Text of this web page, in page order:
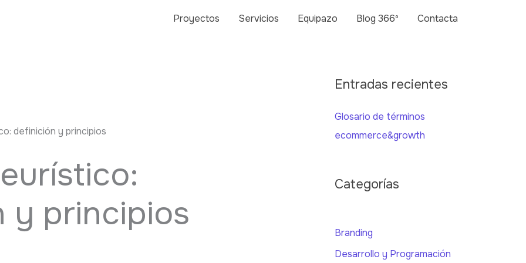
Proyectos Servicios Equipazo Blog 366º Contacta
definición y principios
y principios
Entradas recientes
Glosario de términos
ecommerce&growth
Categorías
Branding
Desarrollo y Programación